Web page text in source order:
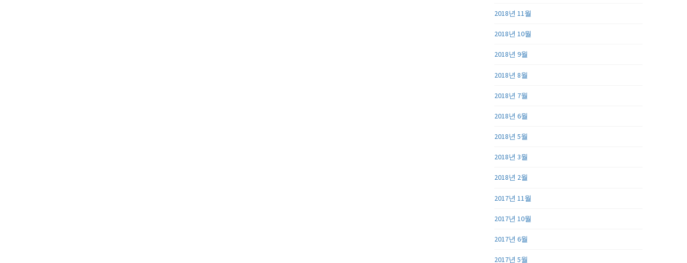
2018년 11월
2018년 10월
2018년 9월
2018년 8월
2018년 7월
2018년 6월
2018년 5월
2018년 3월
2018년 2월
2017년 11월
2017년 10월
2017년 6월
2017년 5월